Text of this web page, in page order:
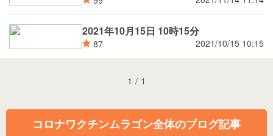
2021年10月15日 10時15分
87 2021/10/15 10:15
1 / 1
コロナワクチンムラゴン全体のブログ記事